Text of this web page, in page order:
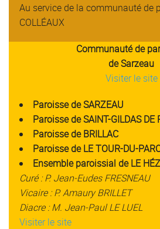
Au service de la communauté de
COLLÉAUX
Communauté de
de Sarzeau
Visiter le site
Paroisse de SARZEAU
Paroisse de SAINT-GILDAS DE
Paroisse de BRILLAC
Paroisse de LE TOUR-DU-
Ensemble paroissial de LE
Curé : P. Jean-Eudes FRESNEAU
Vicaire : P. Amaury BRILLET
Diacre : M. Jean-Paul LE LUEL
Visiter le site